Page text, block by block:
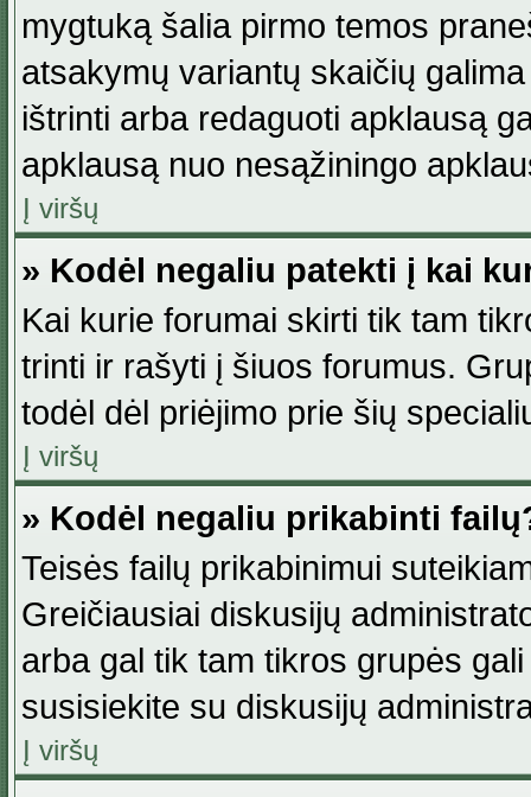
mygtuką šalia pirmo temos
atsakymų variantų skaičių
ištrinti arba redaguoti apklausą
apklausą nuo nesąžiningo
Į viršų
» Kodėl negaliu patekti į kai
Kai kurie forumai skirti tik tam
trinti ir rašyti į šiuos forumus.
todėl dėl priėjimo prie šių
Į viršų
» Kodėl negaliu prikabinti
Teisės failų prikabinimui
Greičiausiai diskusijų
arba gal tik tam tikros grupės
susisiekite su diskusijų
Į viršų